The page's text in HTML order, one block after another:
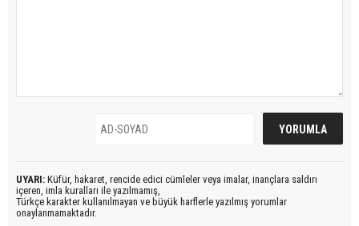
UYARI: Küfür, hakaret, rencide edici cümleler veya imalar, inançlara saldırı
içeren, imla kuralları ile yazılmamış,
Türkçe karakter kullanılmayan ve büyük harflerle yazılmış yorumlar
onaylanmamaktadır.